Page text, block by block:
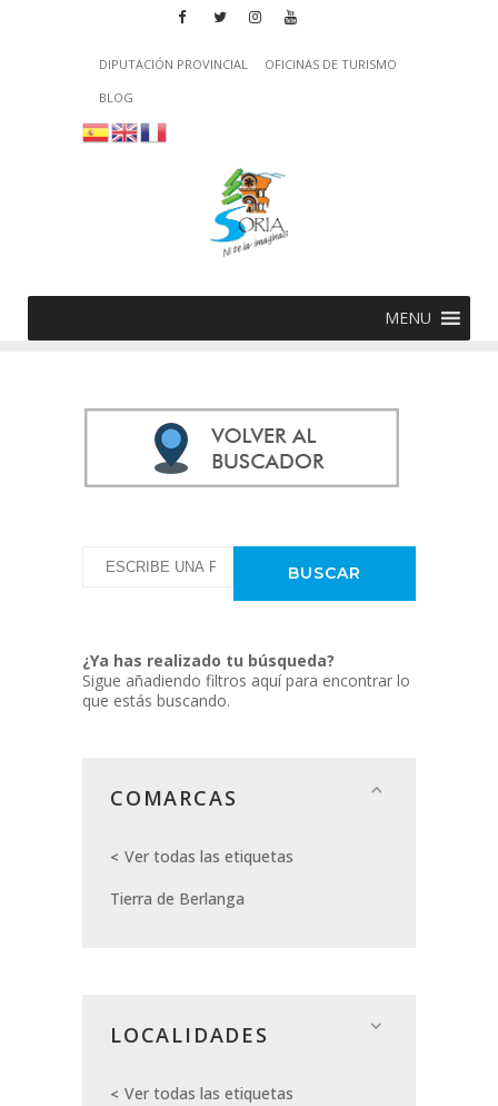
DIPUTACIÓN PROVINCIAL
OFICINAS DE TURISMO
BLOG
MENU
¿Ya has realizado tu búsqueda?
Sigue añadiendo filtros aquí para encontrar lo
que estás buscando.
COMARCAS
Ver todas las etiquetas
Tierra de Berlanga
LOCALIDADES
Ver todas las etiquetas